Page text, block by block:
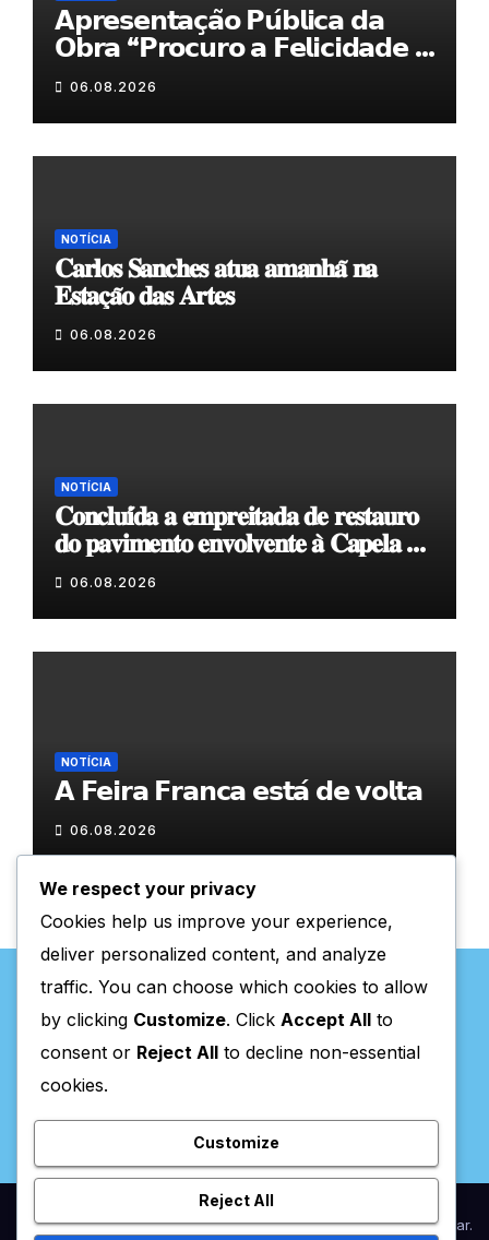
𝗔𝗽𝗿𝗲𝘀𝗲𝗻𝘁𝗮𝗰̧𝗮̃𝗼 𝗣𝘂́𝗯𝗹𝗶𝗰𝗮 𝗱𝗮
𝗢𝗯𝗿𝗮 “𝗣𝗿𝗼𝗰𝘂𝗿𝗼 𝗮 𝗙𝗲𝗹𝗶𝗰𝗶𝗱𝗮𝗱𝗲 𝗲
𝗲𝗹𝗮 𝗺𝗼𝗿𝗮 𝗰𝗼𝗺𝗶𝗴𝗼”
06.08.2026
NOTÍCIA
𝐂𝐚𝐫𝐥𝐨𝐬 𝐒𝐚𝐧𝐜𝐡𝐞𝐬 𝐚𝐭𝐮𝐚 𝐚𝐦𝐚𝐧𝐡𝐚̃ 𝐧𝐚
𝐄𝐬𝐭𝐚𝐜̧𝐚̃𝐨 𝐝𝐚𝐬 𝐀𝐫𝐭𝐞𝐬
06.08.2026
NOTÍCIA
𝐂𝐨𝐧𝐜𝐥𝐮𝐢́𝐝𝐚 𝐚 𝐞𝐦𝐩𝐫𝐞𝐢𝐭𝐚𝐝𝐚 𝐝𝐞 𝐫𝐞𝐬𝐭𝐚𝐮𝐫𝐨
𝐝𝐨 𝐩𝐚𝐯𝐢𝐦𝐞𝐧𝐭𝐨 𝐞𝐧𝐯𝐨𝐥𝐯𝐞𝐧𝐭𝐞 𝐚̀ 𝐂𝐚𝐩𝐞𝐥𝐚 𝐝𝐞
𝐂𝐨𝐯𝐚𝐬
06.08.2026
NOTÍCIA
𝗔 𝗙𝗲𝗶𝗿𝗮 𝗙𝗿𝗮𝗻𝗰𝗮 𝗲𝘀𝘁𝗮́ 𝗱𝗲 𝘃𝗼𝗹𝘁𝗮
06.08.2026
Valpaços Online
Proudly powered by WordPress|Theme:NewsupbyThemeansar.
We respect your privacy
Cookies help us improve your experience,
deliver personalized content, and analyze
traffic. You can choose which cookies to allow
by clicking Customize. Click Accept All to
consent or Reject All to decline non-essential
cookies.
Customize
Reject All